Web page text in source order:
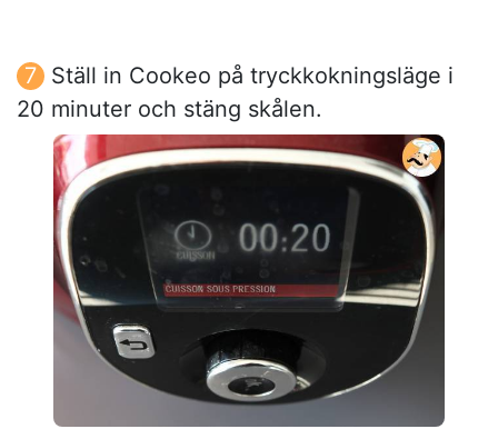
Ställ in Cookeo på tryckkokningsläge i
20 minuter och stäng skålen.